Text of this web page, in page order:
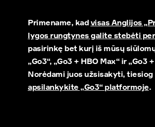
Primename, kadvisas Anglijos
lygos rungtynes galite stebėti per
pasirinkę bet kurį iš mūsų
„Go3“, „Go3 + HBO Max“ ir „Go3
Norėdami juos užsisakyti, tiesiog
apsilankykite „Go3“ platformoje.